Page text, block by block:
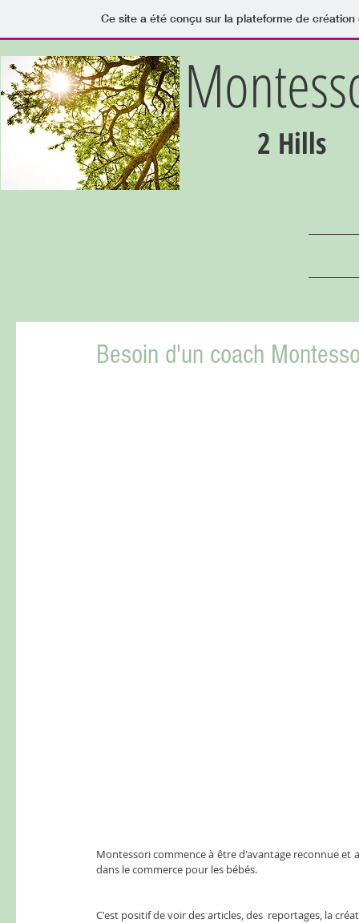
Ce site a été conçu sur la plateforme de
2 Hills
Besoin d'un coach
Montessori commence à être d'avantage reconnue et
dans le commerce pour les bébés.
C'est positif de voir des articles, des  reportages, la